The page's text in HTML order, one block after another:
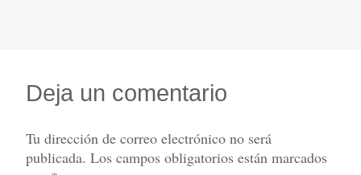
Deja un comentario
Tu dirección de correo electrónico no será
publicada. Los campos obligatorios están marcados